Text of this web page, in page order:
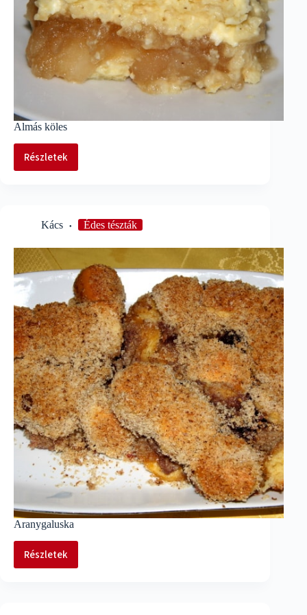
Almás köles
Részletek
Almás
Kács Édes tészták
Aranygaluska
RészletekAranygaluska